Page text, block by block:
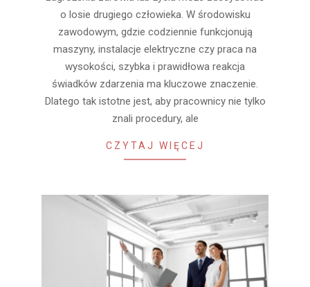
o losie drugiego człowieka. W środowisku
zawodowym, gdzie codziennie funkcjonują
maszyny, instalacje elektryczne czy praca na
wysokości, szybka i prawidłowa reakcja
świadków zdarzenia ma kluczowe znaczenie.
Dlatego tak istotne jest, aby pracownicy nie tylko
znali procedury, ale
CZYTAJ WIĘCEJ